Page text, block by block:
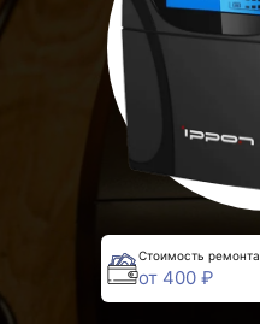
Стоимость ремонта
от 400 ₽